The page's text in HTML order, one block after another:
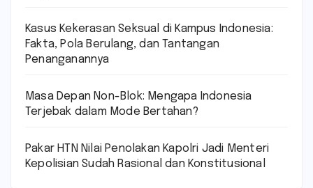
Kasus Kekerasan Seksual di Kampus Indonesia:
Fakta, Pola Berulang, dan Tantangan
Penanganannya
Masa Depan Non-Blok: Mengapa Indonesia
Terjebak dalam Mode Bertahan?
Pakar HTN Nilai Penolakan Kapolri Jadi Menteri
Kepolisian Sudah Rasional dan Konstitusional